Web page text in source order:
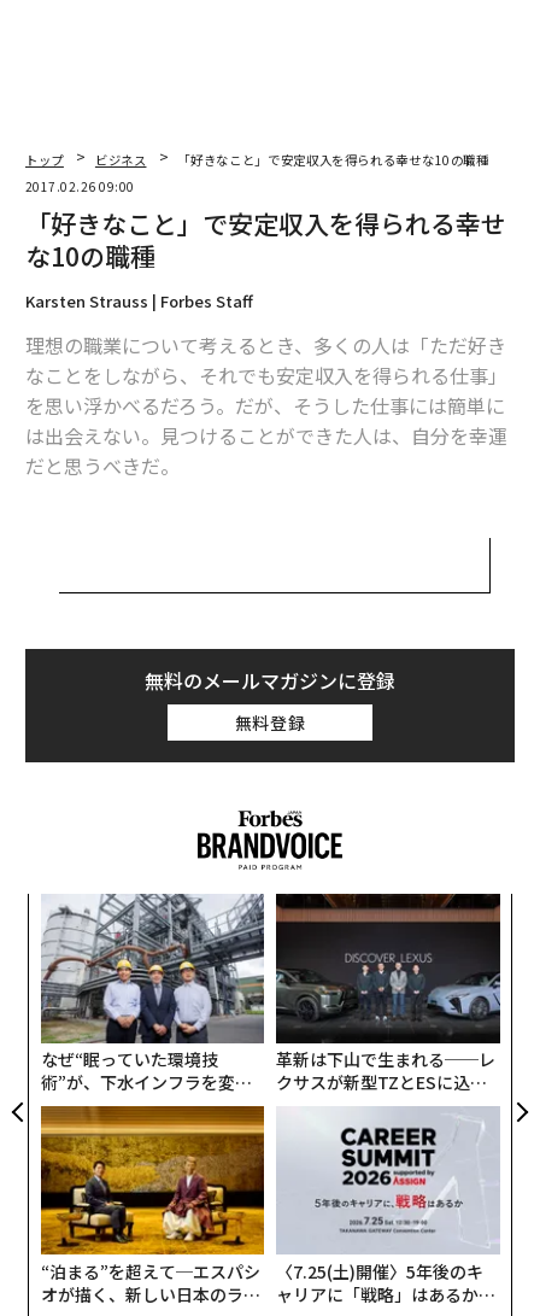
トップ ビジネス
「好きなこと」で安定収入を得られる幸せな10の職種
2017.02.26 09:00
「好きなこと」で安定収入を得られる幸せ
な10の職種
Karsten Strauss | Forbes Staff
理想の職業について考えるとき、多くの人は「ただ好き
なことをしながら、それでも安定収入を得られる仕事」
を思い浮かべるだろう。だが、そうした仕事には簡単に
は出会えない。見つけることができた人は、自分を幸運
だと思うべきだ。
を特定。求人情報サービス、インディードの情報を基
給料はインディードに外部から寄せられた情報（金額）
に基づいている。
代表格は「ゲームテスター」
って、胸が躍るようなレストランで美味しい料理を色々
と試食できるというのは、夢の仕事だろう。ただ、大手
出版社に寄稿すれば高額の収入を得られる一方、小規模
な媒体やブログに執筆する人の場合、収入は時給約13ド
ル（約1470円）ほどとかなり少額になる。
それでも、食についてさまざまなことを知ることができ
る喜びは、報酬の一部だといえるだろう。収入が少なく
ても、副業をすればなんとか生活はできそうだ。
好きなことを仕事にしながら比較的高い収入を得られる
職業の一つが、ゲームテスターだ。ゲーム制作会社は新
作を完成させた後、発売前に不具合を洗い出して修正す
るため、かなりの数のテスターを必要とする。場合によ
ってはつまらないゲームもしなければならないこの仕事
は、かなり真剣に取り組まなければならない重要な仕事
だ。
無料のメールマガジンに登録
無料登録
なぜ“眠っていた環境技
術”が、下水インフラを変え
たのか──産総研×月島JFE
アクアソリューションの10年
革新は下山で生まれる──レ
クサスが新型TZとESに込め
た「DISCOVER」の哲学
“泊まる”を超えて─エスパシ
オが描く、新しい日本のラグ
〈7.25(土)開催〉5年後のキ
ャリアに「戦略」はあるか。